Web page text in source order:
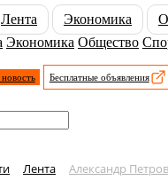
Лента Экономика
Экономика Общество
Бесплатные объявления
Лента Александр